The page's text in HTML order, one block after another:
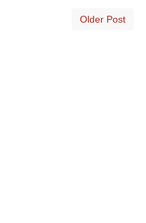
Older Post